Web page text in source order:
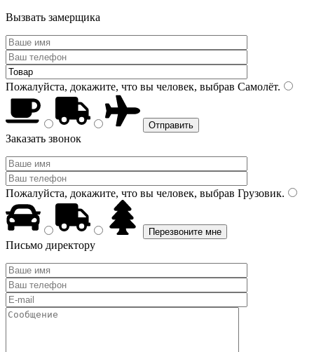
Вызвать замерщика
Пожалуйста, докажите, что вы человек, выбрав Самолёт.
Заказать звонок
Пожалуйста, докажите, что вы человек, выбрав Грузовик.
Письмо директору